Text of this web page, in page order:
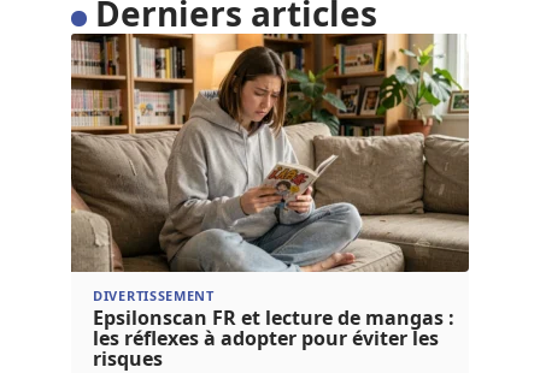
Derniers articles
DIVERTISSEMENT
Epsilonscan FR et lecture de mangas :
les réflexes à adopter pour éviter les
risques